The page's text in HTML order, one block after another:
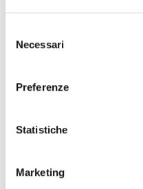
delNecessari
Preferenze
Statistiche
Marketing
GREEN GLASS
TAPPO
ALLUMINIO